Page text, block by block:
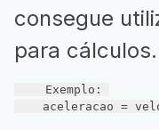
consegue
para cálculos.
    Exemplo:
aceleracao =